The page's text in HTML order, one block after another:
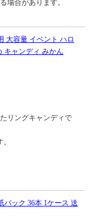
場合があります。
大容量 イベント ハロ
キャンディ みかん
リングキャンディで
パック 36本 1ケース 送